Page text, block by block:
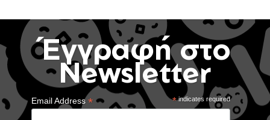
Έγγραφή στο
Newsletter
*indicates required
Email Address*